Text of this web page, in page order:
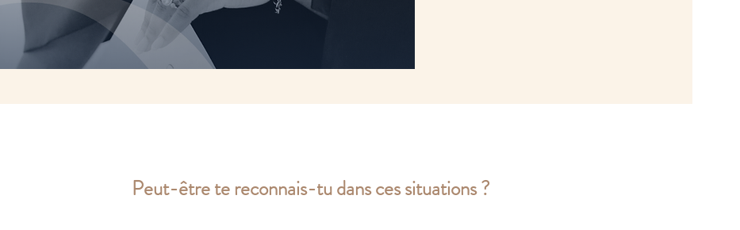
Peut-être te reconnais-tu dans ces situations ?